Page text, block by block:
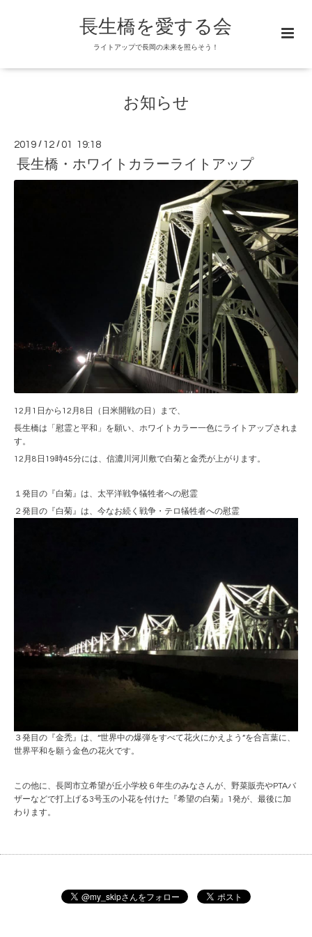
長生橋を愛する会
ライトアップで長岡の未来を照らそう！
お知らせ
2019 / 12 /01 19:18
長生橋・ホワイトカラーライトアップ
12月1日から12月8日（日米開戦の日）まで、
長生橋は「慰霊と平和」を願い、ホワイトカラー一色にライトアップされま
す。
12月8日19時45分には、信濃川河川敷で白菊と金禿が上がります。
１発目の『白菊』は、太平洋戦争犠牲者への慰霊
２発目の『白菊』は、今なお続く戦争・テロ犠牲者への慰霊
３発目の『金禿』は、“世界中の爆弾をすべて花火にかえよう”を合言葉に、
世界平和を願う金色の花火です。
この他に、長岡市立希望が丘小学校６年生のみなさんが、野菜販売やPTAバ
ザーなどで打上げる3号玉の小花を付けた『希望の白菊』1発が、最後に加
わります。